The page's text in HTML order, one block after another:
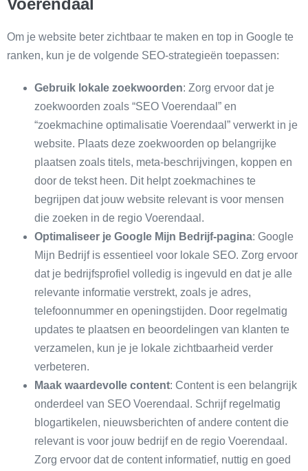
Om je website beter zichtbaar te maken en top in Google te
ranken, kun je de volgende SEO-strategieën toepassen:
Gebruik lokale zoekwoorden: Zorg ervoor dat je
zoekwoorden zoals “SEO Voerendaal” en
“zoekmachine optimalisatie Voerendaal” verwerkt in je
website. Plaats deze zoekwoorden op belangrijke
plaatsen zoals titels, meta-beschrijvingen, koppen en
door de tekst heen. Dit helpt zoekmachines te
begrijpen dat jouw website relevant is voor mensen
die zoeken in de regio Voerendaal.
Optimaliseer je Google Mijn Bedrijf-pagina: Google
Mijn Bedrijf is essentieel voor lokale SEO. Zorg ervoor
dat je bedrijfsprofiel volledig is ingevuld en dat je alle
relevante informatie verstrekt, zoals je adres,
telefoonnummer en openingstijden. Door regelmatig
updates te plaatsen en beoordelingen van klanten te
verzamelen, kun je je lokale zichtbaarheid verder
verbeteren.
Maak waardevolle content: Content is een belangrijk
onderdeel van SEO Voerendaal. Schrijf regelmatig
blogartikelen, nieuwsberichten of andere content die
relevant is voor jouw bedrijf en de regio Voerendaal.
Zorg ervoor dat de content informatief, nuttig en goed